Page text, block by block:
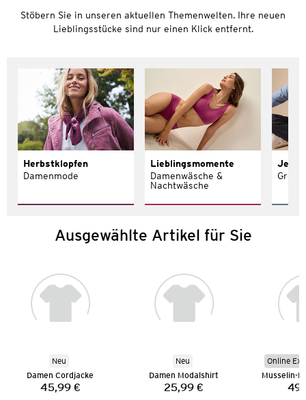
Stöbern Sie in unseren aktuellen Themenwelten. Ihre neuen
Lieblingsstücke sind nur einen Klick entfernt.
Herbstklopfen
Damenmode
Lieblingsmomente
Damenwäsche &
Nachtwäsche
Ausgewählte Artikel für Sie
Neu
Damen Cordjacke
Preis:
45,99 €
Neu
Damen Modalshirt
Preis:
25,99 €
Online